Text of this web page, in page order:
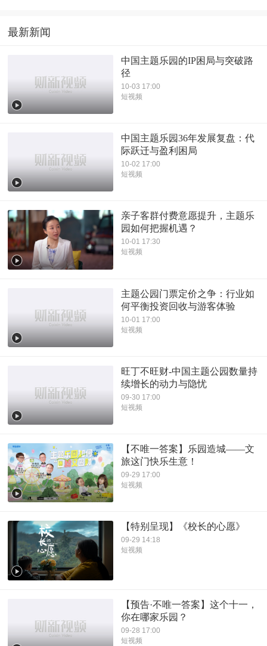
最新新闻
中国主题乐园的IP困局与突破路
径
10-03 17:00
短视频
中国主题乐园36年发展复盘：代
际跃迁与盈利困局
10-02 17:00
短视频
亲子客群付费意愿提升，主题乐
园如何把握机遇？
10-01 17:30
短视频
主题公园门票定价之争：行业如
何平衡投资回收与游客体验
10-01 17:00
短视频
旺丁不旺财-中国主题公园数量持
续增长的动力与隐忧
09-30 17:00
短视频
【不唯一答案】乐园造城——文
旅这门快乐生意！
09-29 17:00
短视频
【特别呈现】《校长的心愿》
09-29 14:18
短视频
【预告·不唯一答案】这个十一，
你在哪家乐园？
09-28 17:00
短视频